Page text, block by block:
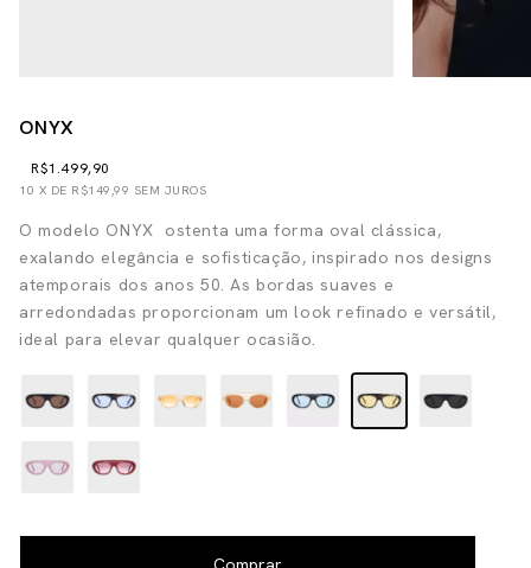
ONYX
R$1.499,90
10 X DE R$149,99 SEM JUROS
O modelo ONYX ostenta uma forma oval clássica,
exalando elegância e sofisticação, inspirado nos designs
atemporais dos anos 50. As bordas suaves e
arredondadas proporcionam um look refinado e versátil,
ideal para elevar qualquer ocasião.